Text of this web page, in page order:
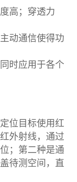
高；穿透力
动通信使得功
时应用于各个
位目标使用红
外射线，通过
；第二种是通
待测空间，直